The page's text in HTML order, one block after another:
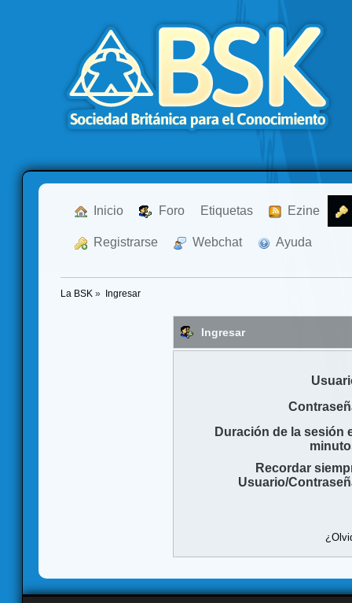
Inicio Foro Etiquetas Ezine
Registrarse Webchat Ayuda
La BSK » Ingresar
Ingresar
Duración de la sesión
Recordar
Usuario/